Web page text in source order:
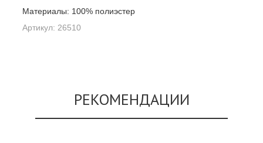
Материалы: 100% полиэстер
Артикул: 26510
РЕКОМЕНДАЦИИ